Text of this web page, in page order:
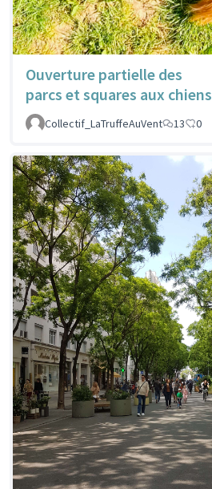
Ouverture partielle des
parcs et squares aux chiens
Collectif_LaTruffeAuVent
13 0